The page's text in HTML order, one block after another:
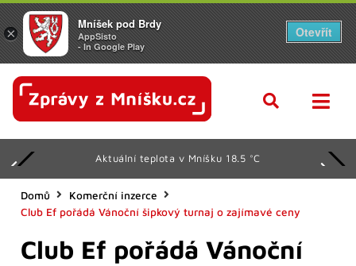
Aktuální teplota v Mníšku 18.5 °C
Domů
Komerční inzerce
Club Ef pořádá Vánoční šipkový turnaj o zajímavé ceny
Club Ef pořádá Vánoční
×
Mníšek pod Brdy
AppSisto
- In Google Play
Otevřít